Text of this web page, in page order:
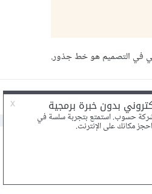
في التصميم هو خط جذور.